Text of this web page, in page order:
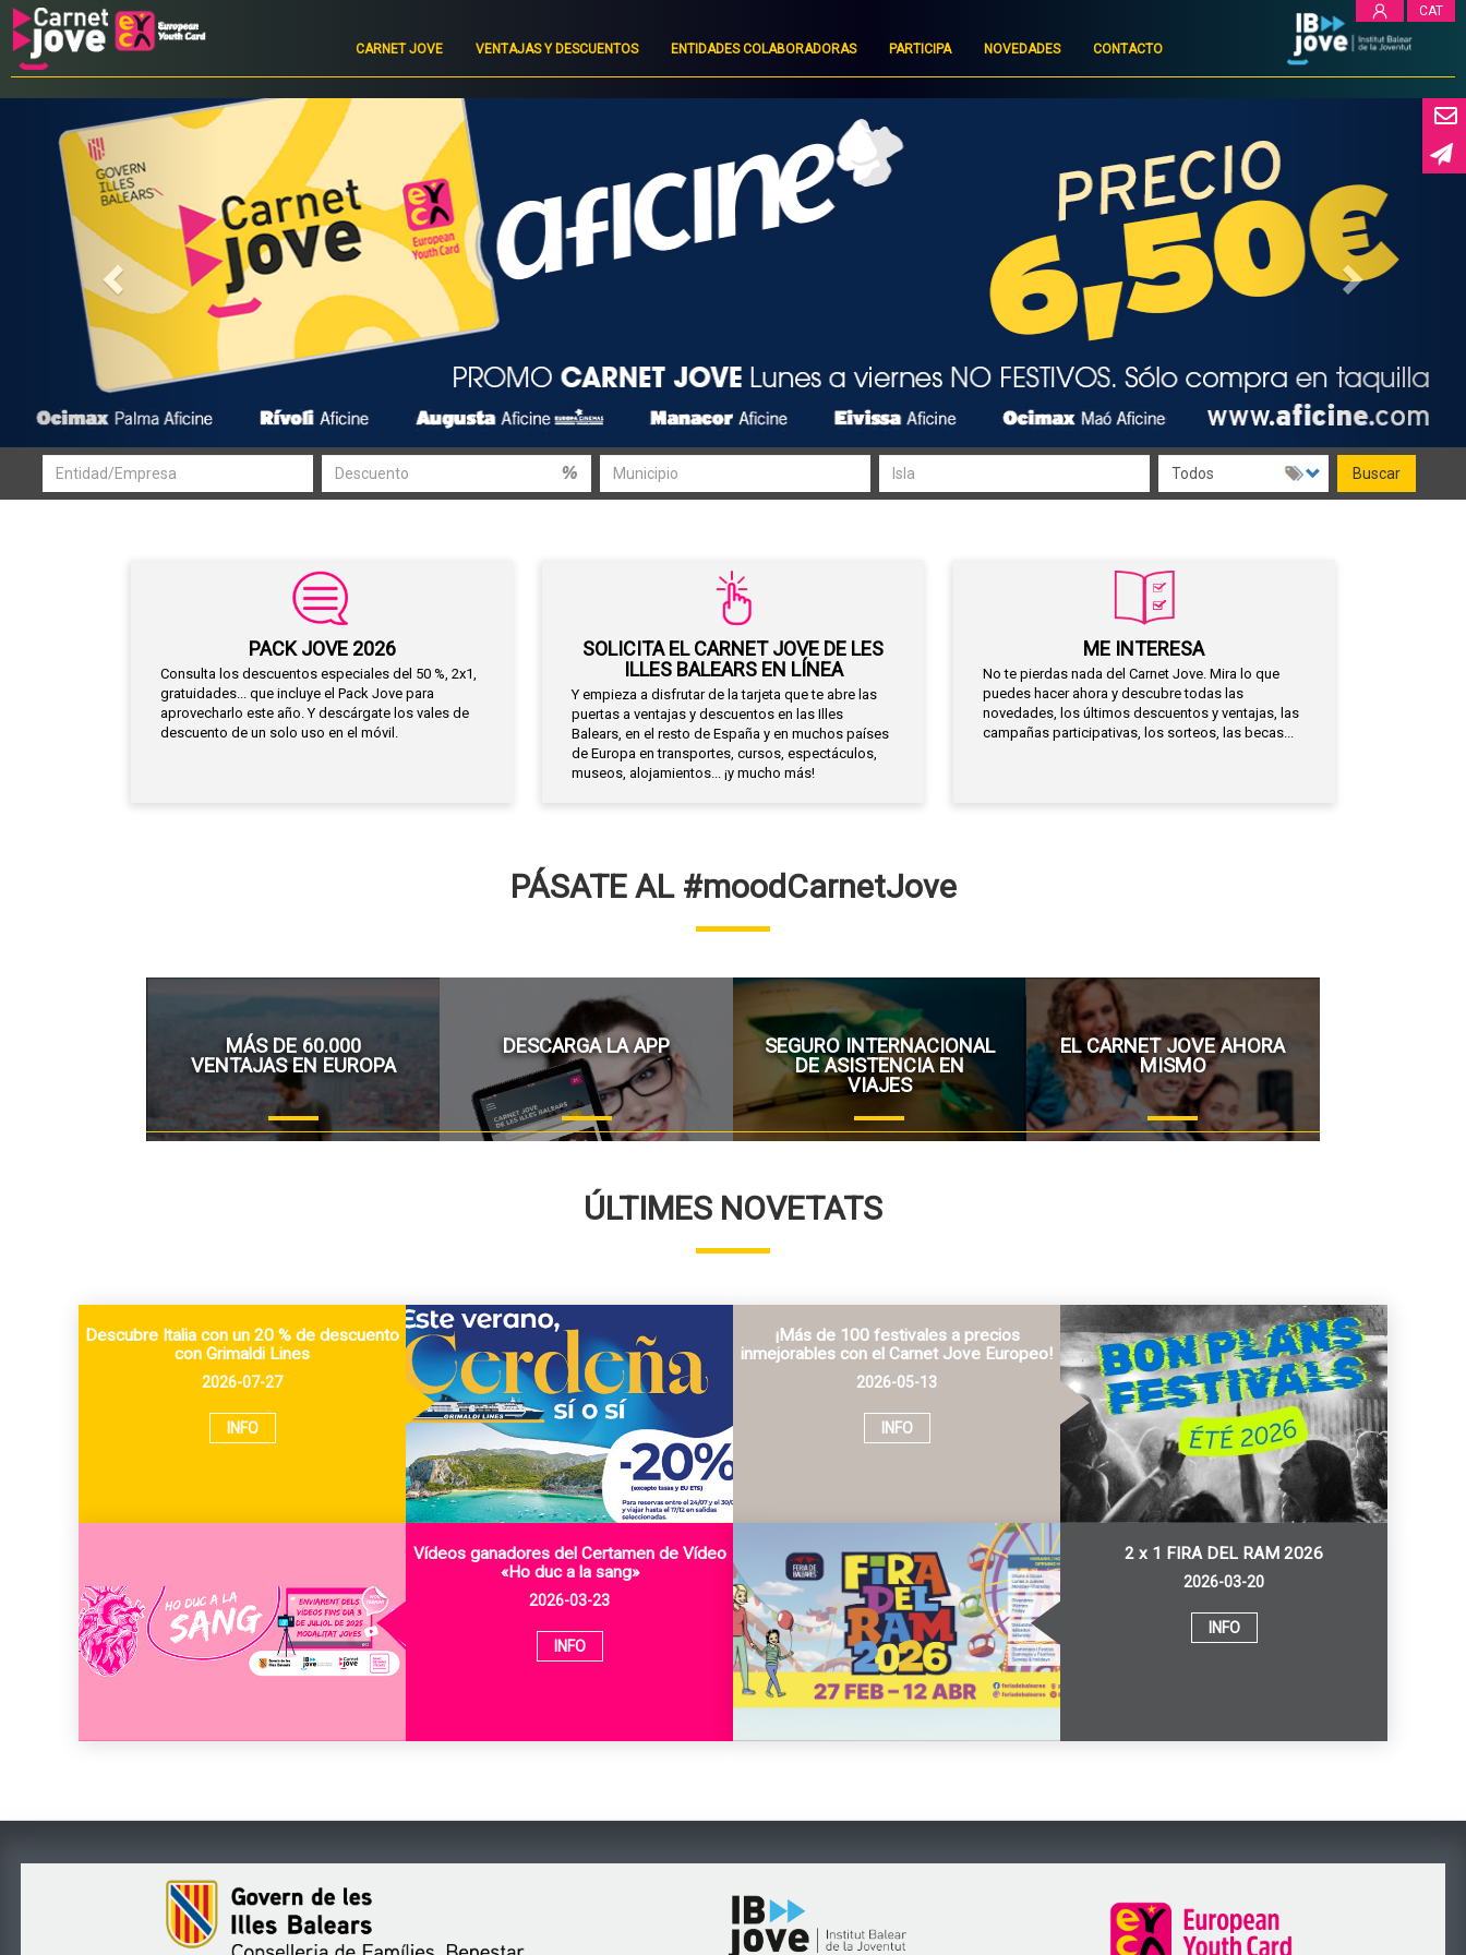
CAT
Main
navigation
CARNET JOVE VENTAJAS Y DESCUENTOS ENTIDADES COLABORADORAS PARTICIPA NOVEDADES CONTACTO
Previous
Buscar
PACK JOVE 2026
Consulta los descuentos especiales del 50 %, 2x1,
gratuidades... que incluye el Pack Jove para
aprovecharlo este año. Y descárgate los vales de
descuento de un solo uso en el móvil.
SOLICITA EL CARNET JOVE DE LES
ILLES BALEARS EN LÍNEA
Y empieza a disfrutar de la tarjeta que te abre las
puertas a ventajas y descuentos en las Illes
Balears, en el resto de España y en muchos países
de Europa en transportes, cursos, espectáculos,
museos, alojamientos... ¡y mucho más!
ME INTERESA
No te pierdas nada del Carnet Jove. Mira lo que
puedes hacer ahora y descubre todas las
novedades, los últimos descuentos y ventajas, las
campañas participativas, los sorteos, las becas...
PÁSATE AL #moodCarnetJove
MÁS DE 60.000
VENTAJAS EN EUROPA
DESCARGA LA APP
SEGURO INTERNACIONAL
DE ASISTENCIA EN
VIAJES
EL CARNET JOVE AHORA
MISMO
ÚLTIMES NOVETATS
Descubre Italia con un 20 % de descuento
con Grimaldi Lines
2026-07-27
INFO
¡Más de 100 festivales a precios
inmejorables con el Carnet Jove Europeo!
2026-05-13
INFO
Vídeos ganadores del Certamen de Vídeo
«Ho duc a la sang»
2026-03-23
INFO
2 x 1 FIRA DEL RAM 2026
2026-03-20
INFO